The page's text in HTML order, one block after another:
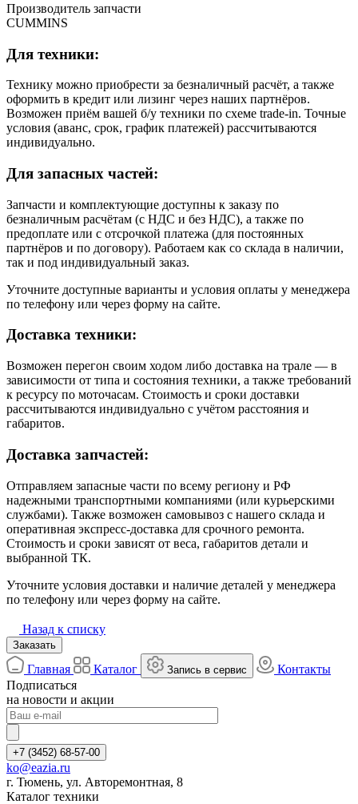
Производитель запчасти
CUMMINS
Для техники:
Технику можно приобрести за безналичный расчёт, а также
оформить в кредит или лизинг через наших партнёров.
Возможен приём вашей б/у техники по схеме trade-in. Точные
условия (аванс, срок, график платежей) рассчитываются
индивидуально.
Для запасных частей:
Запчасти и комплектующие доступны к заказу по
безналичным расчётам (с НДС и без НДС), а также по
предоплате или с отсрочкой платежа (для постоянных
партнёров и по договору). Работаем как со склада в наличии,
так и под индивидуальный заказ.
Уточните доступные варианты и условия оплаты у менеджера
по телефону или через форму на сайте.
Доставка техники:
Возможен перегон своим ходом либо доставка на трале — в
зависимости от типа и состояния техники, а также требований
к ресурсу по моточасам. Стоимость и сроки доставки
рассчитываются индивидуально с учётом расстояния и
габаритов.
Доставка запчастей:
Отправляем запасные части по всему региону и РФ
надежными транспортными компаниями (или курьерскими
службами). Также возможен самовывоз с нашего склада и
оперативная экспресс-доставка для срочного ремонта.
Стоимость и сроки зависят от веса, габаритов детали и
выбранной ТК.
Уточните условия доставки и наличие деталей у менеджера
по телефону или через форму на сайте.
Назад к списку
Заказать
Главная Каталог Запись в сервис
Контакты
Подписаться
на новости и акции
+7 (3452) 68-57-00
ko@eazia.ru
г. Тюмень, ул. Авторемонтная, 8
Каталог техники